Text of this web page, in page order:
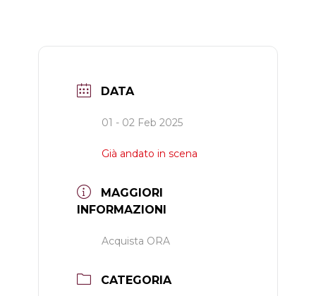
DATA
01 - 02 Feb 2025
Già andato in scena
MAGGIORI
INFORMAZIONI
Acquista ORA
CATEGORIA